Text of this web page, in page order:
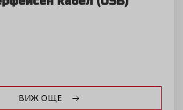
ВИЖ ОЩЕ